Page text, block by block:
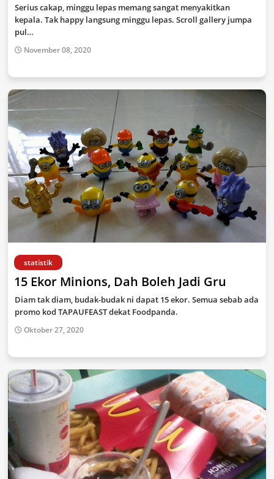
Serius cakap, minggu lepas memang sangat menyakitkan
kepala. Tak happy langsung minggu lepas. Scroll gallery jumpa
pul…
November 08, 2020
statistik
15 Ekor Minions, Dah Boleh Jadi Gru
Diam tak diam, budak-budak ni dapat 15 ekor. Semua sebab ada
promo kod TAPAUFEAST dekat Foodpanda.
Oktober 27, 2020